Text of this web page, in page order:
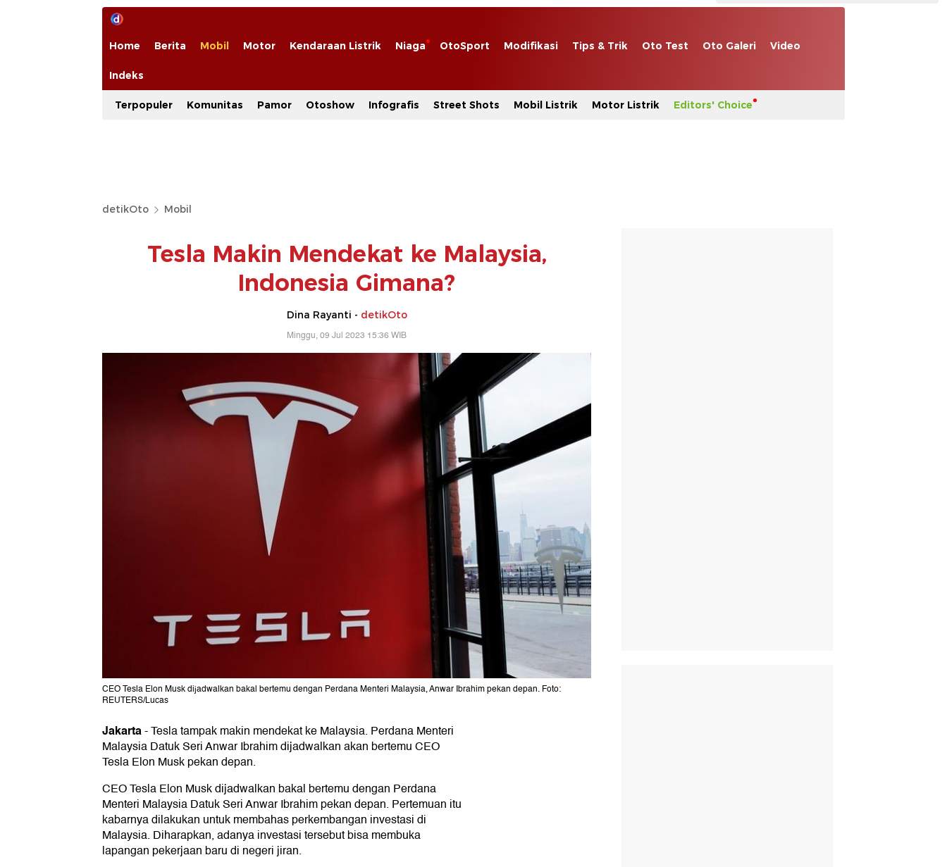
Home Berita Mobil Motor Kendaraan Listrik Niaga OtoSport Modifikasi Tips & Trik Oto Test Oto Galeri Video
Indeks
Terpopuler Komunitas Pamor Otoshow Infografis Street Shots Mobil Listrik Motor Listrik Editors' Choice
detikOto Mobil
Tesla Makin Mendekat ke Malaysia,
Indonesia Gimana?
Dina Rayanti - detikOto
Minggu, 09 Jul 2023 15:36 WIB
CEO Tesla Elon Musk dijadwalkan bakal bertemu dengan Perdana Menteri Malaysia, Anwar Ibrahim pekan depan. Foto:
REUTERS/Lucas
Jakarta-Tesla tampak makin mendekat ke Malaysia. Perdana Menteri
Malaysia Datuk Seri Anwar Ibrahim dijadwalkan akan bertemu CEO
Tesla Elon Musk pekan depan.
CEO Tesla Elon Musk dijadwalkan bakal bertemu dengan Perdana
Menteri Malaysia Datuk Seri Anwar Ibrahim pekan depan. Pertemuan itu
kabarnya dilakukan untuk membahas perkembangan investasi di
Malaysia. Diharapkan, adanya investasi tersebut bisa membuka
lapangan pekerjaan baru di negeri jiran.